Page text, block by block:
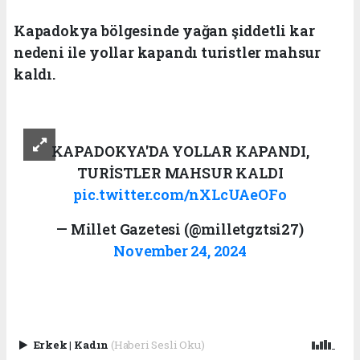
Kapadokya bölgesinde yağan şiddetli kar
nedeni ile yollar kapandı turistler mahsur
kaldı.
KAPADOKYA'DA YOLLAR KAPANDI,
TURİSTLER MAHSUR KALDI
pic.twitter.com/nXLcUAeOFo
— Millet Gazetesi (@milletgztsi27)
November 24, 2024
Erkek| Kadın (Haberi Sesli Oku)